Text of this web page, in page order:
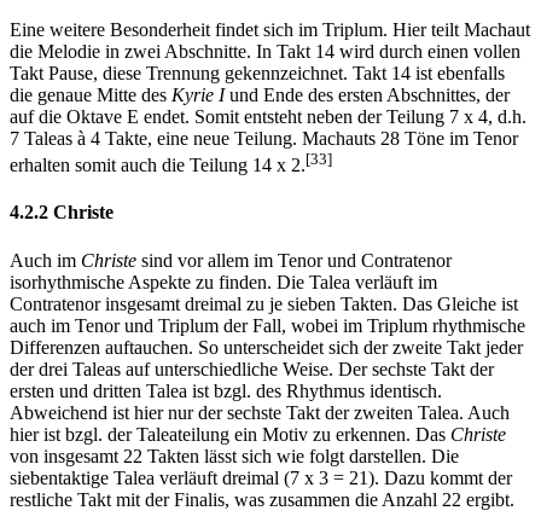
Eine weitere Besonderheit findet sich im Triplum. Hier teilt Machaut
die Melodie in zwei Abschnitte. In Takt 14 wird durch einen vollen
Takt Pause, diese Trennung gekennzeichnet. Takt 14 ist ebenfalls
die genaue Mitte des Kyrie Iund Ende des ersten Abschnittes, der
auf die Oktave E endet. Somit entsteht neben der Teilung 7 x 4, d.h.
7 Taleas à 4 Takte, eine neue Teilung. Machauts 28 Töne im Tenor
erhalten somit auch die Teilung 14 x 2.[33]
4.2.2 Christe
Auch im Christe sind vor allem im Tenor und Contratenor
isorhythmische Aspekte zu finden. Die Talea verläuft im
Contratenor insgesamt dreimal zu je sieben Takten. Das Gleiche ist
auch im Tenor und Triplum der Fall, wobei im Triplum rhythmische
Differenzen auftauchen. So unterscheidet sich der zweite Takt jeder
der drei Taleas auf unterschiedliche Weise. Der sechste Takt der
ersten und dritten Talea ist bzgl. des Rhythmus identisch.
Abweichend ist hier nur der sechste Takt der zweiten Talea. Auch
hier ist bzgl. der Taleateilung ein Motiv zu erkennen. Das Christe
von insgesamt 22 Takten lässt sich wie folgt darstellen. Die
siebentaktige Talea verläuft dreimal (7 x 3 = 21). Dazu kommt der
restliche Takt mit der Finalis, was zusammen die Anzahl 22 ergibt.